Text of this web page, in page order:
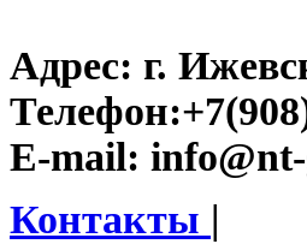
Адрес: г.
Телефон:
E-mail:
Контакты |